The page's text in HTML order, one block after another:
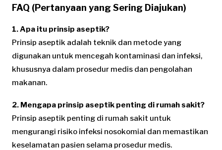
FAQ (Pertanyaan yang Sering Diajukan)
1. Apa itu prinsip aseptik?
Prinsip aseptik adalah teknik dan metode yang
digunakan untuk mencegah kontaminasi dan infeksi,
khususnya dalam prosedur medis dan pengolahan
makanan.
2. Mengapa prinsip aseptik penting di rumah sakit?
Prinsip aseptik penting di rumah sakit untuk
mengurangi risiko infeksi nosokomial dan memastikan
keselamatan pasien selama prosedur medis.